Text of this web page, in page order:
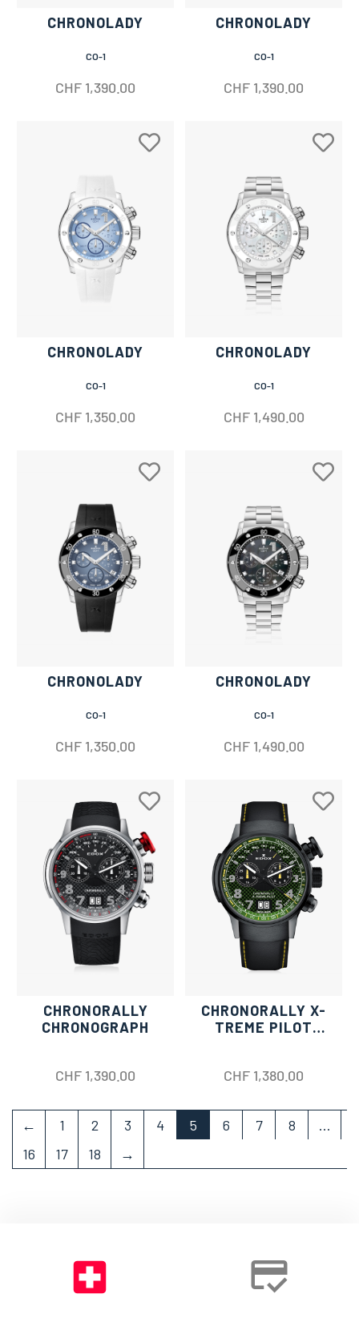
CHRONOLADY
CO-1
CHF 1,390.00
CHRONOLADY
CO-1
CHF 1,390.00
CHRONOLADY
CO-1
CHF 1,350.00
CHRONOLADY
CO-1
CHF1,490.00
CHRONOLADY
CO-1
CHF 1,350.00
CHRONOLADY
CO-1
CHF1,490.00
CHRONORALLY
CHRONOGRAPH
CHF 1,390.00
CHRONORALLY X-
TREME PILOT
CHF 1,380.00
← 1 2 3 4 5 6 7 8
…
16
17 18 →